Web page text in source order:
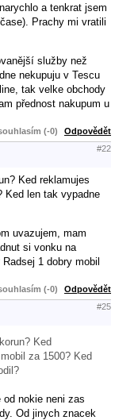
a tenkrat jsem
Prachy mi vratili
služby než
nekupuju v Tescu
tak velke obchody
přednost nakupum u
(-0) Odpovědět
#22
Ked reklamujes
Ked len tak vypadne
uvazujem, mam
si vonku na
1 dobry mobil
(-0) Odpovědět
#25
Ked
za 1500? Ked
nokie neni zas
Od jinych znacek